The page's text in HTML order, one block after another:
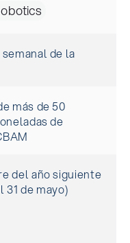
de la
más de 50
de
del año siguiente
31 de mayo)